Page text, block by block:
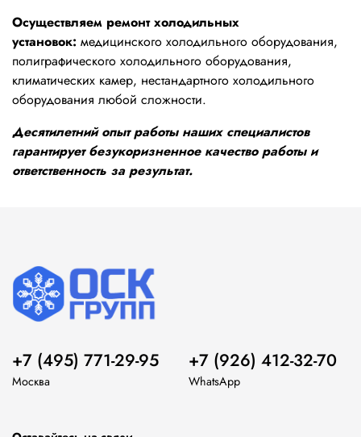
Осуществляем ремонт холодильных
установок: медицинского холодильного оборудования,
полиграфического холодильного оборудования,
климатических камер, нестандартного холодильного
оборудования любой сложности.
Десятилетний опыт работы наших специалистов
гарантирует безукоризненное качество работы и
ответственность за результат.
+7 (495) 771-29-95
Москва
+7 (926) 412-32-70
WhatsApp